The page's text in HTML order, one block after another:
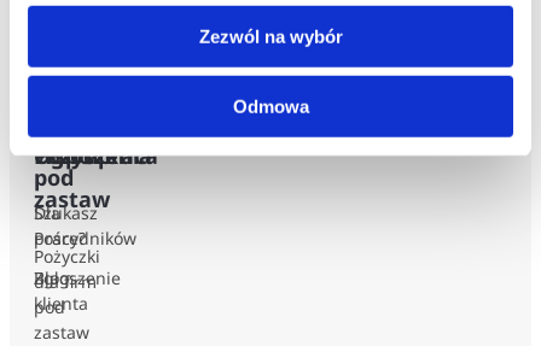
Zezwól na wybór
Odmowa
indywidualnych
indywidualnych
hipoteka
Pożyczki
pod
zastaw
Pożyczki
dla firm
pod
zastaw
Współpraca
Dla
Pośredników
Zgłoszenie
klienta
Ogłoszenia
Szukasz
pracy?
Blog